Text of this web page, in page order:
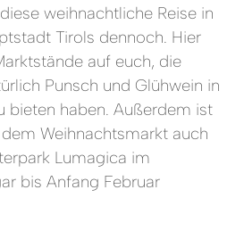
weihnachtliche Reise in
Tirols dennoch. Hier
auf euch, die
Punsch und Glühwein in
bieten haben. Außerdem ist
Weihnachtsmarkt auch
Lumagica im
bis Anfang Februar